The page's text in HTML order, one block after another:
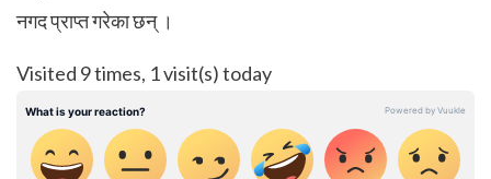
नगद प्राप्त गरेका छन् ।
Visited 9 times, 1 visit(s) today